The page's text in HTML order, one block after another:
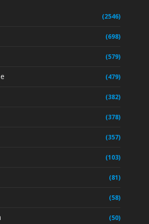
(2546)
(698)
(579)
(479)
(382)
(378)
(357)
(103)
(81)
(58)
(50)